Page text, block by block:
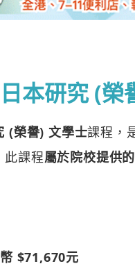
本研究 (榮
(榮譽) 文學士課程，
此課程屬於院校提供
$71,670元